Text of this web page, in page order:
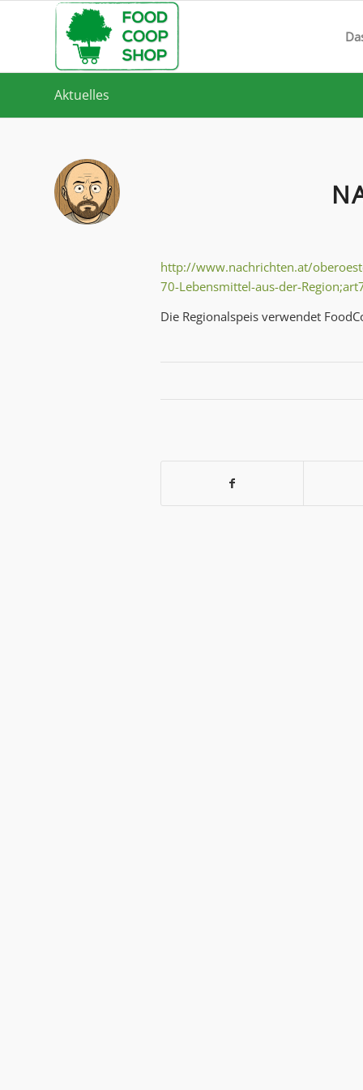
Aktuelles
http://www.nachrichten.at/
70-Lebensmittel-aus-der-
Die Regionalspeis verwendet